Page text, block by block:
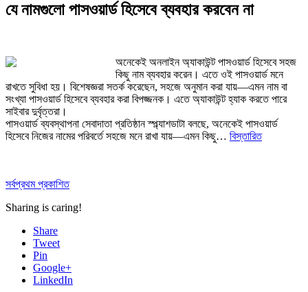
যে নামগুলো পাসওয়ার্ড হিসেবে ব্যবহার করবেন না
অনেকেই অনলাইন অ্যাকাউন্ট পাসওয়ার্ড হিসেবে সহজ
কিছু নাম ব্যবহার করেন। এতে ওই পাসওয়ার্ড মনে
রাখতে সুবিধা হয়। বিশেষজ্ঞরা সতর্ক করেছেন, সহজে অনুমান করা যায়—এমন নাম বা
সংখ্যা পাসওয়ার্ড হিসেবে ব্যবহার করা বিপজ্জনক। এতে অ্যাকাউন্ট হ্যাক করতে পারে
সাইবার দুর্বৃত্তরা।
পাসওয়ার্ড ব্যবস্থাপনা সেবাদাতা প্রতিষ্ঠান স্প্ল্যাশডাটা বলছে, অনেকেই পাসওয়ার্ড
হিসেবে নিজের নামের পরিবর্তে সহজে মনে রাখা যায়—এমন কিছু… বিস্তারিত
সর্বপ্রথম প্রকাশিত
Sharing is caring!
Share
Tweet
Pin
Google+
LinkedIn